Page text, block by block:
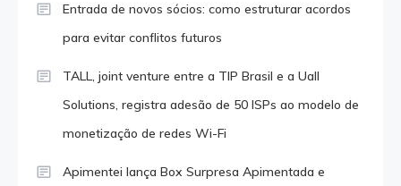
Entrada de novos sócios: como estruturar acordos
para evitar conflitos futuros
TALL, joint venture entre a TIP Brasil e a Uall
Solutions, registra adesão de 50 ISPs ao modelo de
monetização de redes Wi-Fi
Apimentei lança Box Surpresa Apimentada e